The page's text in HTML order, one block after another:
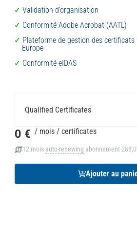
Validation d’organisation
Conformité Adobe Acrobat (AATL)
Plateforme de gestion des certificats
Europe
Conformité eIDAS
Qualified Certificates
0 € / mois / certificates
12 mois auto-renewing abonnement
Ajouter au